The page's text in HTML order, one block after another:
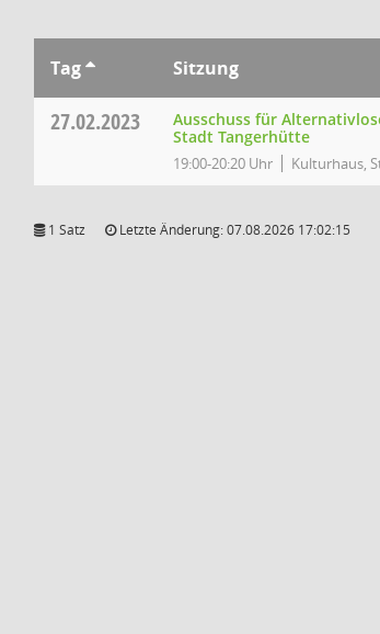
Tag Sitzung
27.02.2023
Ausschuss für
Stadt Tangerhütte
19:00-20:20 Uhr Kulturhaus,
1 Satz Letzte Änderung: 07.08.2026 17:02:15